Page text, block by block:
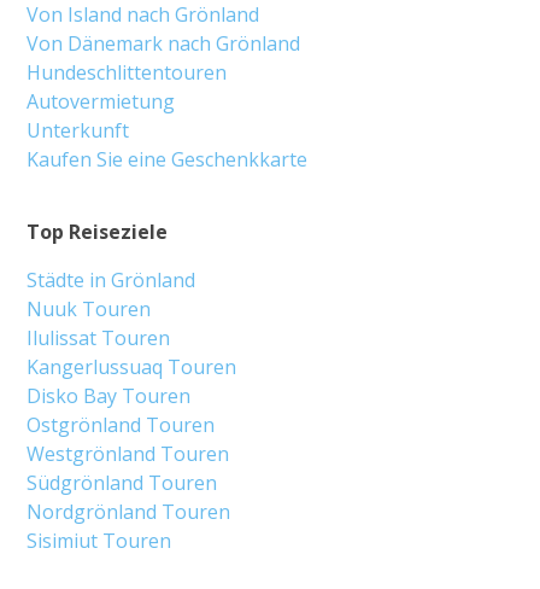
Top Reiseziele
Städte in Grönland
Nuuk Touren
Ilulissat Touren
Kangerlussuaq Touren
Disko Bay Touren
Ostgrönland Touren
Westgrönland Touren
Südgrönland Touren
Nordgrönland Touren
Sisimiut Touren
Von Island nach Grönland
Von Dänemark nach Grönland
Hundeschlittentouren
Autovermietung
Unterkunft
Kaufen Sie eine Geschenkkarte